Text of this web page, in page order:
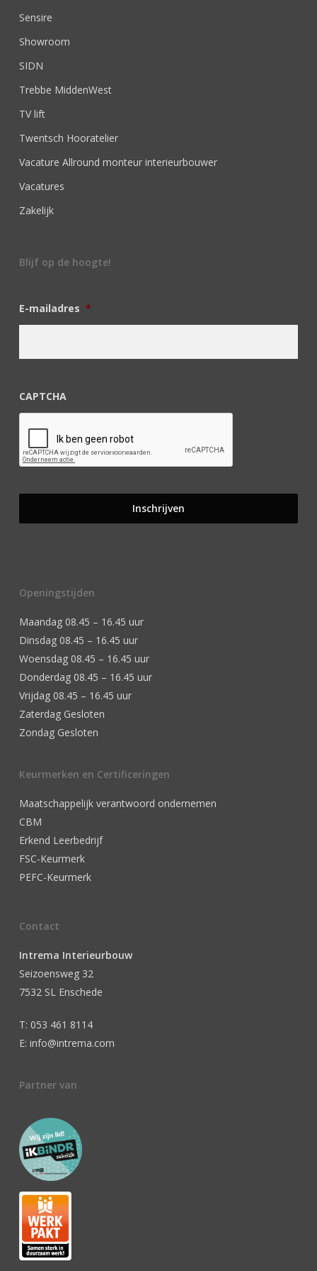
Sensire
Showroom
SIDN
Trebbe MiddenWest
TV lift
Twentsch Hooratelier
Vacature Allround monteur interieurbouwer
Vacatures
Zakelijk
Blijf op de hoogte!
E-mailadres *
CAPTCHA
Openingstijden
Maandag 08.45 – 16.45 uur
Dinsdag 08.45 – 16.45 uur
Woensdag 08.45 – 16.45 uur
Donderdag 08.45 – 16.45 uur
Vrijdag 08.45 – 16.45 uur
Zaterdag Gesloten
Zondag Gesloten
Keurmerken en Certificeringen
Maatschappelijk verantwoord ondernemen
CBM
Erkend Leerbedrijf
FSC-Keurmerk
PEFC-Keurmerk
Contact
Intrema Interieurbouw
Seizoensweg 32
7532 SL Enschede
T: 053 461 8114
E: info@intrema.com
Partner van